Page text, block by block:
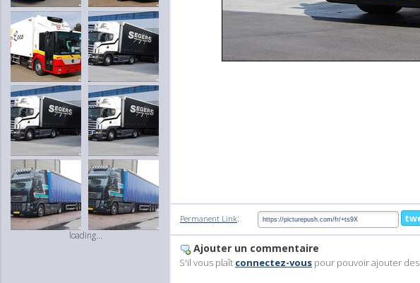
loading...
Permanent Link:
Ajouter un commentaire
S'il vous plaît connectez-vous pour pouvoir ajouter